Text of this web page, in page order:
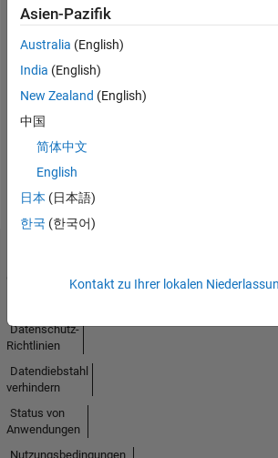
Keine
Aktivität
Asien-Pazifik
Australia (English)
India (English)
New Zealand (English)
中国
简体中文
English
日本 (日本語)
한국 (한국어)
Kontakt zu Ihrer lokalen
Datenschutz-
Richtlinien
Datendiebstahl
verhindern
Status von
Anwendungen
Nutzungsbedingungen